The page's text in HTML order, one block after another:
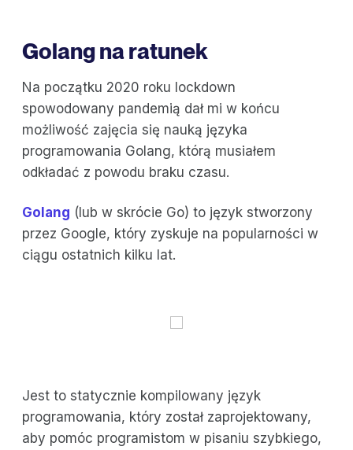
Golang na ratunek
Na początku 2020 roku lockdown
spowodowany pandemią dał mi w końcu
możliwość zajęcia się nauką języka
programowania Golang, którą musiałem
odkładać z powodu braku czasu.
Golang (lub w skrócie Go) to język stworzony
przez Google, który zyskuje na popularności w
ciągu ostatnich kilku lat.
Jest to statycznie kompilowany język
programowania, który został zaprojektowany,
aby pomóc programistom w pisaniu szybkiego,